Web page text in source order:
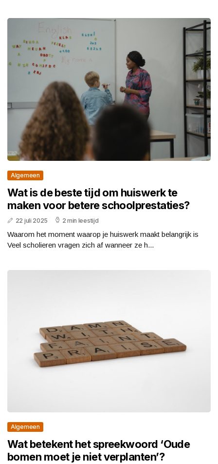
Algemeen
Wat is de beste tijd om huiswerk te
maken voor betere schoolprestaties?
22 juli 2025 2 min leestijd
Waarom het moment waarop je huiswerk maakt belangrijk is
Veel scholieren vragen zich af wanneer ze h...
Algemeen
Wat betekent het spreekwoord ‘Oude
bomen moet je niet verplanten’?